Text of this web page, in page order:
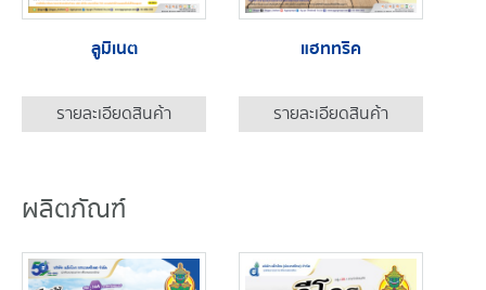
ลูมิเนต
รายละเอียดสินค้า
แฮททริค
รายละเอียดสินค้า
ผลิตภัณฑ์